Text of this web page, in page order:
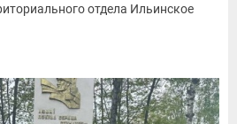
отдела Ильинское